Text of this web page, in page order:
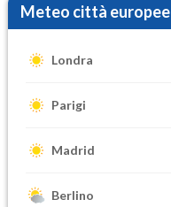
Meteo città europee
Londra
Parigi
Madrid
Berlino